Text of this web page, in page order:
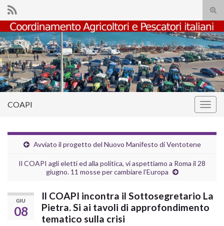
il
di
Search for:
COAPI
Avviato il progetto del Nuovo Manifesto di Ventotene
Il COAPI agli eletti ed alla politica, vi aspettiamo a Roma il 28
giugno. 11 mosse per cambiare l’Europa
GIU
08
Il COAPI incontra il Sottosegretario La
Pietra. Si ai tavoli di approfondimento
tematico sulla crisi